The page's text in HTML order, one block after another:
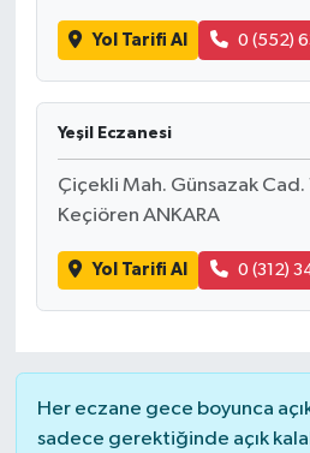
Yol Tarifi Al 0 (552)
Yeşil Eczanesi
Çiçekli Mah. Günsazak Cad.
Keçiören ANKARA
Yol Tarifi Al 0 (312)
Her eczane gece boyunca
sadece gerektiğinde açık